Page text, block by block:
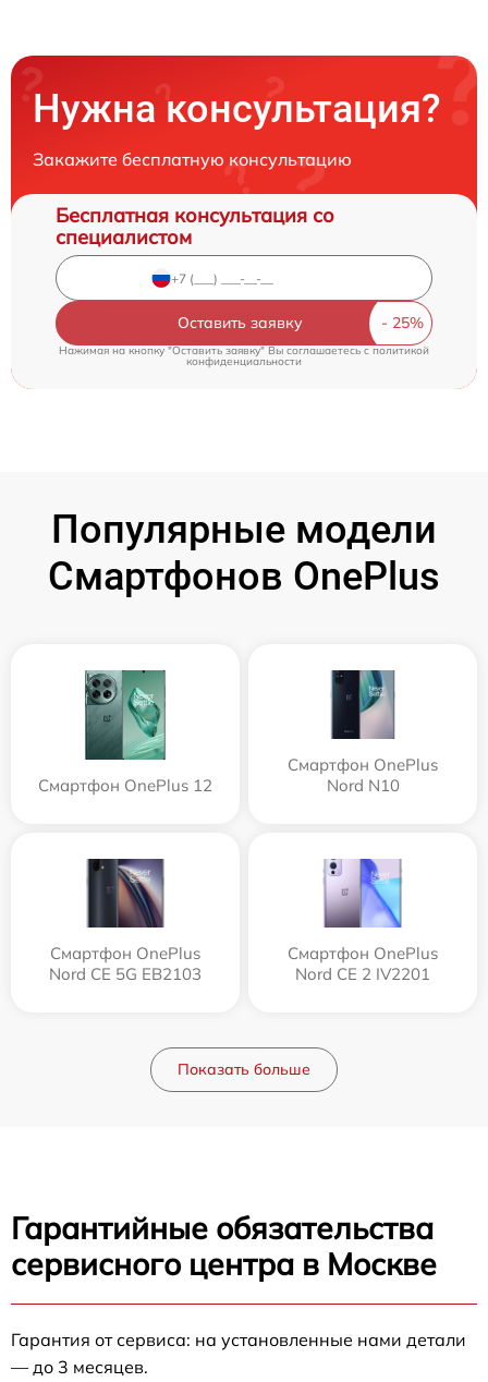
Нужна консультация?
Закажите бесплатную консультацию
Бесплатная консультация со
специалистом
Оставить заявку
Нажимая на кнопку "Оставить заявку" Вы соглашаетесь cполитикой
конфиденциальности
Популярные модели
Смартфонов OnePlus
Смартфон OnePlus 12
Смартфон OnePlus
Nord N10
Смартфон OnePlus
Nord CE 5G EB2103
Смартфон OnePlus
Nord CE 2 IV2201
Показать больше
Гарантийные обязательства
сервисного центра в Москве
Гарантия от сервиса: на установленные нами детали
— до 3 месяцев.